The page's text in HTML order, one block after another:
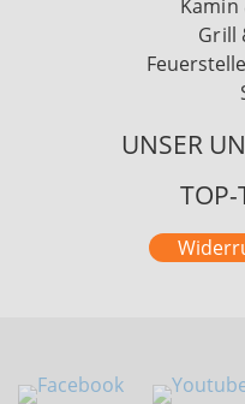
Kamin
Grill
UNSER
TOP-